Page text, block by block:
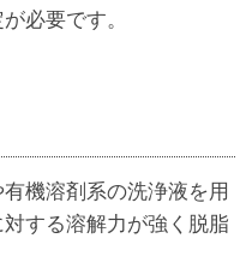
必要です。
機溶剤系の洗浄液を用
する溶解力が強く脱脂